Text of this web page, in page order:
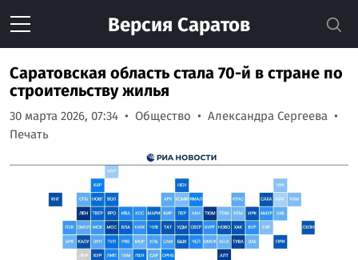
Версия Саратов
Саратовская область стала 70-й в стране по
строительству жилья
30 марта 2026, 07:34 Общество
Александра Сергеева
Печать